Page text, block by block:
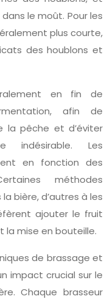
le moût. Pour les
plus courte,
des houblons et
en fin de
afin de
la pêche et d’éviter
indésirable. Les
en fonction des
méthodes
bière, d’autres à les
ajouter le fruit
la mise en bouteille.
de brassage et
impact crucial sur le
Chaque brasseur